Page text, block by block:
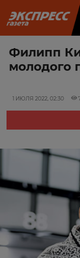
Филипп
молодого
1 ИЮЛЯ 2022, 02:30